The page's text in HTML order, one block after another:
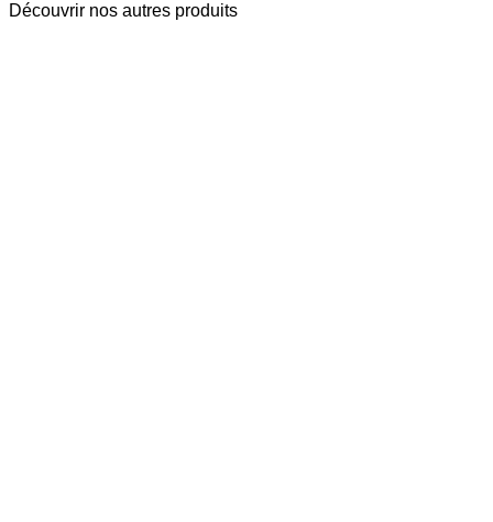
Découvrir nos autres produits